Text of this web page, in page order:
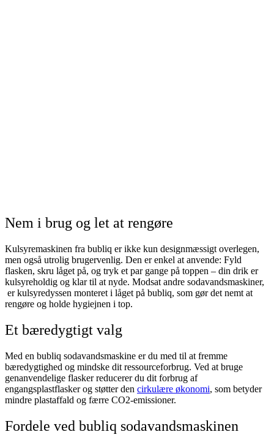
Nem i brug og let at rengøre
Kulsyremaskinen fra bubliq er ikke kun designmæssigt overlegen,
men også utrolig brugervenlig. Den er enkel at anvende: Fyld
flasken, skru låget på, og tryk et par gange på toppen – din drik er
kulsyreholdig og klar til at nyde. Modsat andre sodavandsmaskiner,
er kulsyredyssen monteret i låget på bubliq, som gør det nemt at
rengøre og holde hygiejnen i top.
Et bæredygtigt valg
Med en bubliq sodavandsmaskine er du med til at fremme
bæredygtighed og mindske dit ressourceforbrug. Ved at bruge
genanvendelige flasker reducerer du dit forbrug af
engangsplastflasker og støtter den cirkulære økonomi, som betyder
mindre plastaffald og færre CO2-emissioner.
Fordele ved bubliq sodavandsmaskinen